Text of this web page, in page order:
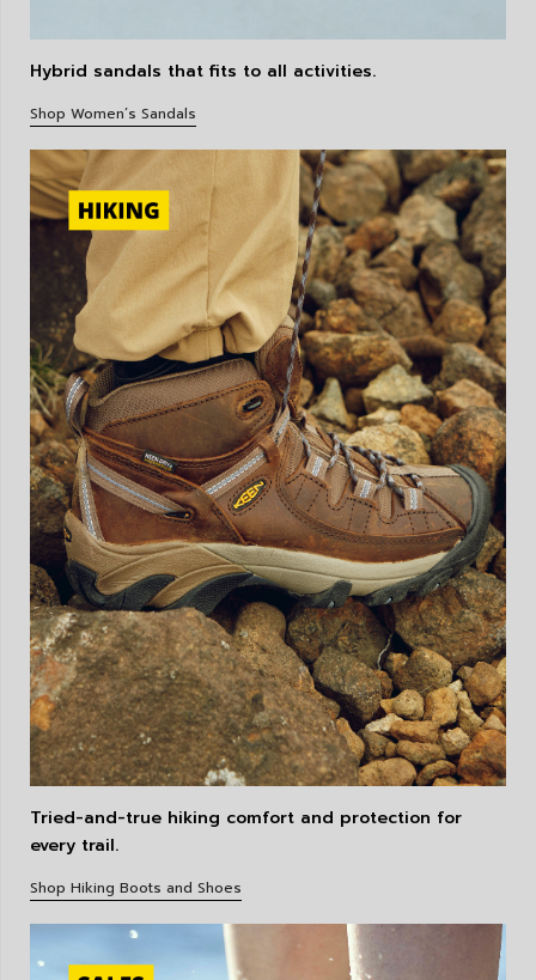
Hybrid sandals that fits to all activities.
Shop Women’s Sandals
Tried-and-true hiking comfort and protection for
every trail.
Shop Hiking Boots and Shoes